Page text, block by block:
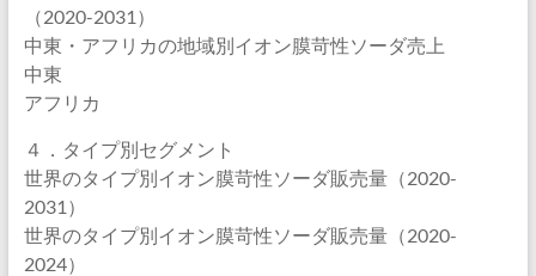
（2020-2031）
中東・アフリカの地域別イオン膜苛性ソーダ売上
中東
アフリカ
４．タイプ別セグメント
世界のタイプ別イオン膜苛性ソーダ販売量（2020-
2031）
世界のタイプ別イオン膜苛性ソーダ販売量（2020-
2024）